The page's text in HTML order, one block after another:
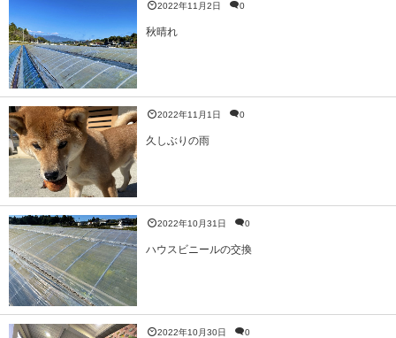
2022年11月2日 0
秋晴れ
2022年11月1日 0
久しぶりの雨
2022年10月31日 0
ハウスビニールの交換
2022年10月30日 0